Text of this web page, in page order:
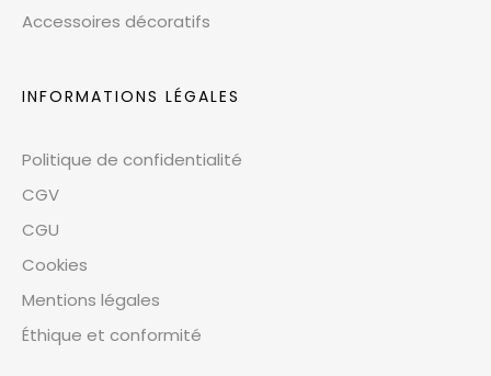
Accessoires décoratifs
INFORMATIONS LÉGALES
Politique de confidentialité
CGV
CGU
Cookies
Mentions légales
Éthique et conformité